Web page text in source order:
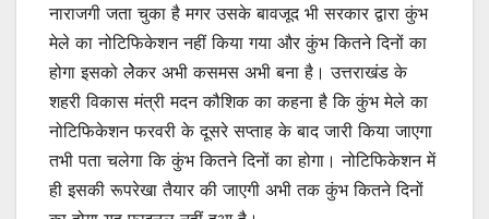
नाराजगी जता चुका है मगर उसके बावजूद भी सरकार द्वारा कुंभ
मेले का नोटिफिकेशन नहीं किया गया और कुंभ कितने दिनों का
होगा इसको लेेेकर अभी कसमस अभी बना है। उत्तराखंड के
शहरी विकास मंत्री मदन कौशिक का कहना है कि कुंभ मेले का
नोटिफिकेशन फरवरी के दूसरे सप्ताह के बाद जारी किया जाएगा
तभी पता चलेगा कि कुंभ कितने दिनों का होगा। नोटिफिकेशन में
ही इसकी रूपरेखा तैयार की जाएगी अभी तक कुंभ कितने दिनों